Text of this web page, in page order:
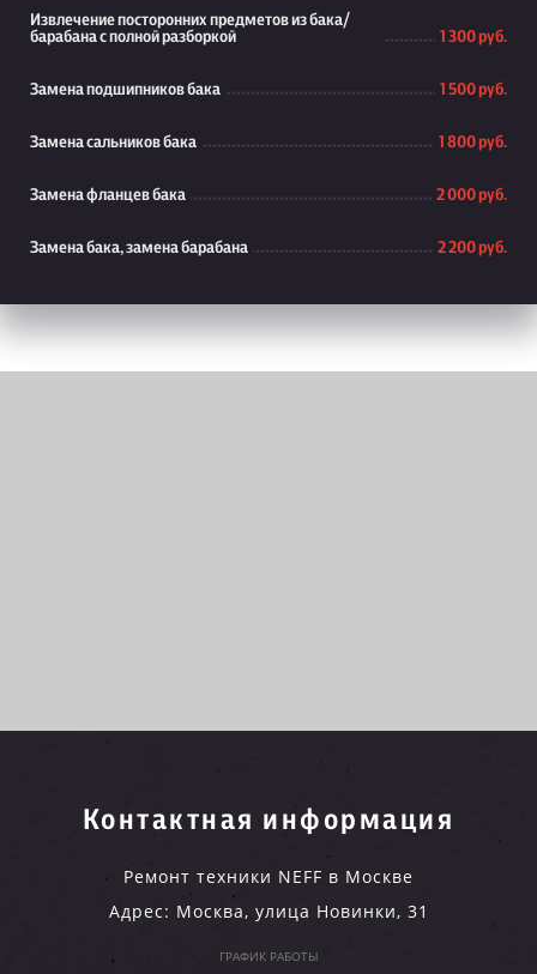
Извлечение посторонних предметов из бака/
барабана с полной разборкой
1 300 руб.
Замена подшипников бака 1 500 руб.
Замена сальников бака 1 800 руб.
Замена фланцев бака 2 000 руб.
Замена бака, замена барабана 2 200 руб.
Контактная информация
Ремонт техники NEFF в Москве
Адрес: Москва, улица Новинки, 31
ГРАФИК РАБОТЫ